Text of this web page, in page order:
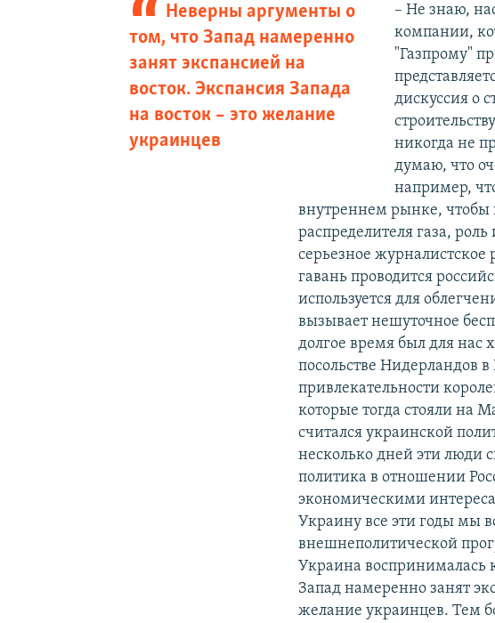
Неверны аргументы о
том, что Запад намеренно
занят экспансией на
восток. Экспансия Запада
на восток – это желание
украинцев
– Не знаю,
компании,
"Газпрому"
дискуссия о
никогда не
думаю, что
например,
внутреннем рынке, чтобы
распределителя газа,
серьезное журналистское
гавань проводится
используется для
вызывает нешуточное
долгое время был для нас
посольстве Нидерландов
привлекательности
которые тогда стояли на
считался украинской
несколько дней эти люди
политика в отношении
экономическими
Украину все эти годы мы
внешнеполитической
Украина воспринималась
Запад намеренно занят
желание украинцев. Тем